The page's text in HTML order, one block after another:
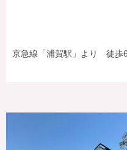
京急線「浦賀駅」より 徒歩